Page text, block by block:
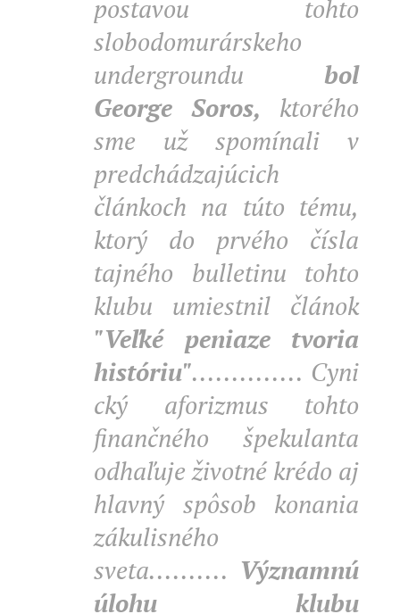
postavou tohto
slobodomurárskeho
undergroundu bol
George Soros, ktorého
sme už spomínali v
predchádzajúcich
článkoch na túto tému,
ktorý do prvého čísla
tajného bulletinu tohto
klubu umiestnil článok
"Veľké peniaze tvoria
históriu".............. Cyni
cký aforizmus tohto
finančného špekulanta
odhaľuje životné krédo aj
hlavný spôsob konania
zákulisného
sveta.......... Významnú
úlohu klubu